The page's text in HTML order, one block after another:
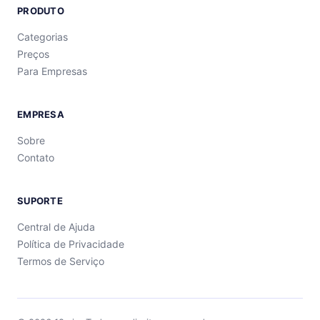
PRODUTO
Categorias
Preços
Para Empresas
EMPRESA
Sobre
Contato
SUPORTE
Central de Ajuda
Política de Privacidade
Termos de Serviço